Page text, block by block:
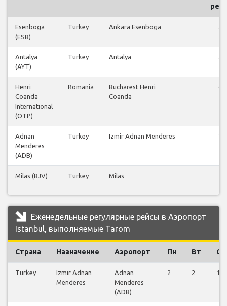
Esenboga
(ESB)
Turkey Ankara Esenboga 39
Antalya
(AYT)
Turkey Antalya 35
Henri
Coanda
International
(OTP)
Romania
Bucharest Henri
Coanda
67
Adnan
Menderes
(ADB)
Turkey Izmir Adnan Menderes 24
Milas (BJV) Turkey Milas 14
Еженедельные регулярные рейсы в Аэропорт
Istanbul, выполняемые Tarom
Страна Назначение Аэропорт Пн Вт Ср
Turkey
Izmir Adnan
Menderes
Adnan
Menderes
(ADB)
2 2 1